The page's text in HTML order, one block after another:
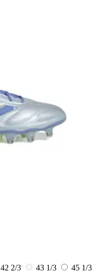
42 2/3 43 1/3
45 1/3